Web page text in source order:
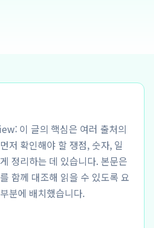
이 글의 핵심은 여러 출처의
저 확인해야 할 쟁점, 숫자, 일
정리하는 데 있습니다. 본문은
함께 대조해 읽을 수 있도록 요
분에 배치했습니다.